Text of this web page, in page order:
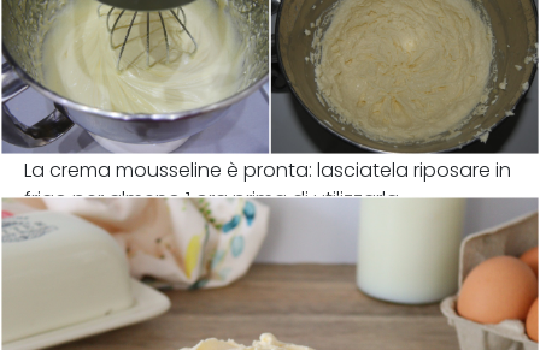
La crema mousseline è pronta: lasciatela riposare in
frigo per almeno 1 ora prima di utilizzarla.